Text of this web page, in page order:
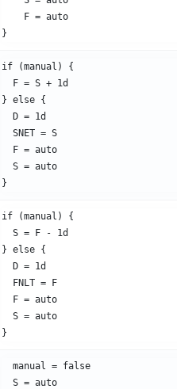
    F = auto
}
if (manual) {
  F = S + 1d
} else {
  D = 1d
  SNET = S
  F = auto
  S = auto
}
if (manual) {
  S = F - 1d
} else {
  D = 1d
  FNLT = F
  F = auto
  S = auto
}
  manual = false
  S = auto